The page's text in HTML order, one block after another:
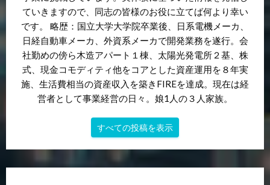
ていきますので、同志の皆様のお役に立てば何より幸い
です。 略歴：国立大学大学院卒業後、日系電機メーカ、
日経自動車メーカ、外資系メーカで開発業務を遂行。会
社勤めの傍ら木造アパート１棟、太陽光発電所２基、株
式、現金コモディティ他をコアとした資産運用を８年実
施、生活費相当の資産収入を築きFIREを達成。現在は経
営者として事業経営の日々。娘1人の３人家族。
すべての投稿を表示